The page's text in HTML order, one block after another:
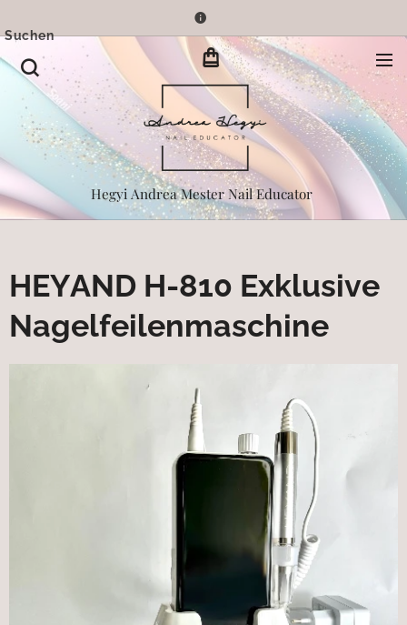
Hegyi Andrea Mester Nail Educator
Suchen
HEYAND H-810 Exklusive
Nagelfeilenmaschine